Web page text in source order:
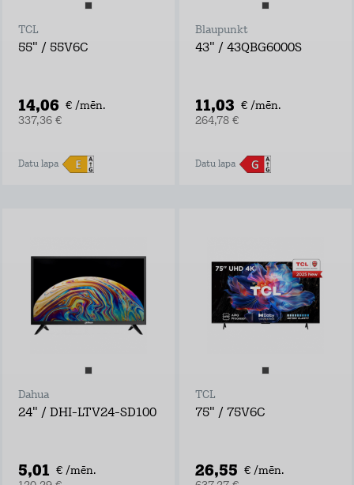
TCL
55" / 55V6C
14,06 € /mēn.
337,36 €
Datu lapa
Blaupunkt
43" / 43QBG6000S
11,03 € /mēn.
264,78 €
Datu lapa
Dahua
24" / DHI-LTV24-SD100
5,01 € /mēn.
TCL
75" / 75V6C
26,55 € /mēn.